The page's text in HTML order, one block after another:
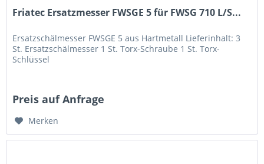
Friatec Ersatzmesser FWSGE 5 für FWSG 710 L/S...
Ersatzschälmesser FWSGE 5 aus Hartmetall Lieferinhalt: 3
St. Ersatzschälmesser 1 St. Torx-Schraube 1 St. Torx-
Schlüssel
Preis auf Anfrage
Merken